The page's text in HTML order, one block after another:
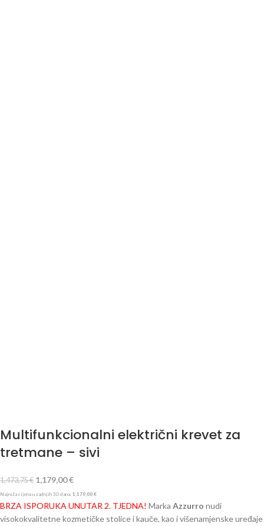
Multifunkcionalni električni krevet za
tretmane – sivi
1,473,75€ 1,179,00€
Najniža cijena u zadnjih 30 dana: 1,179,00 €
BRZA ISPORUKA UNUTAR 2. TJEDNA! Marka Azzurro nudi
visokokvalitetne kozmetičke stolice i kauče, kao i višenamjenske uređaje